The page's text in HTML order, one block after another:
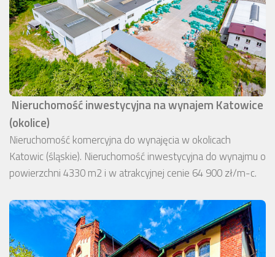
Nieruchomość inwestycyjna na wynajem Katowice
(okolice)
Nieruchomość komercyjna do wynajęcia w okolicach
Katowic (śląskie). Nieruchomość inwestycyjna do wynajmu o
powierzchni 4330 m2 i w atrakcyjnej cenie 64 900 zł/m-c.